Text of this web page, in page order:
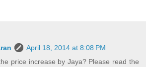
April 18, 2014 at 8:08 PM
price increase by Jaya? Please read the